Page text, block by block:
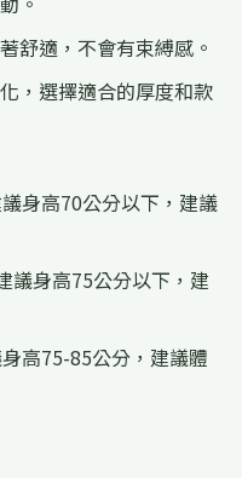
舒適，不會有束縛感。
，選擇適合的厚度和款
身高70公分以下，建議
議身高75公分以下，建
高75-85公分，建議體